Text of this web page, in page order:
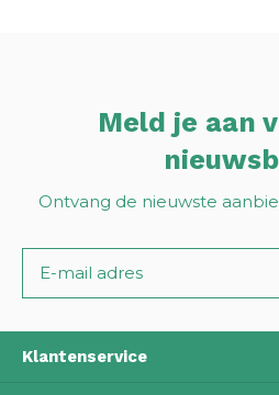
Meld je aan
Ontvang de nieuwste
Klantenservice